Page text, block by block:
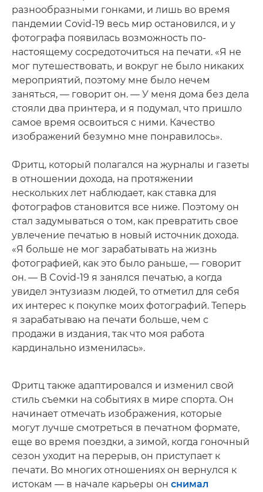
разнообразными гонками, и лишь во время
пандемии Covid-19 весь мир остановился, и у
фотографа появилась возможность по-
настоящему сосредоточиться на печати. «Я не
мог путешествовать, и вокруг не было никаких
мероприятий, поэтому мне было нечем
заняться, — говорит он. — У меня дома без дела
стояли два принтера, и я подумал, что пришло
самое время освоиться с ними. Качество
изображений безумно мне понравилось».
Фритц, который полагался на журналы и газеты
в отношении дохода, на протяжении
нескольких лет наблюдает, как ставка для
фотографов становится все ниже. Поэтому он
стал задумываться о том, как превратить свое
увлечение печатью в новый источник дохода.
«Я больше не мог зарабатывать на жизнь
фотографией, как это было раньше, — говорит
он. — В Covid-19 я занялся печатью, а когда
увидел энтузиазм людей, то отметил для себя
их интерес к покупке моих фотографий. Теперь
я зарабатываю на печати больше, чем с
продажи в издания, так что моя работа
кардинально изменилась».
Фритц также адаптировался и изменил свой
стиль съемки на событиях в мире спорта. Он
начинает отмечать изображения, которые
могут лучше смотреться в печатном формате,
еще во время поездки, а зимой, когда гоночный
сезон уходит на перерыв, он приступает к
печати. Во многих отношениях он вернулся к
истокам — в начале карьеры он снимал